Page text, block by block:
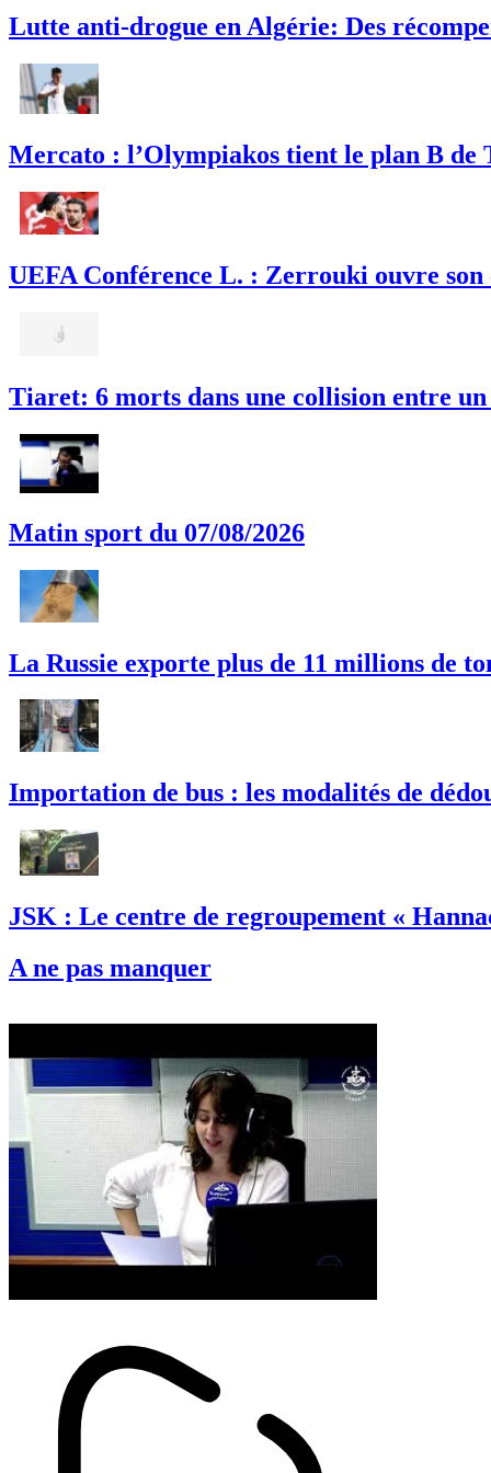
Lutte anti-drogue en Algérie: Des
Mercato : l’Olympiakos tient le plan B de
UEFA Conférence L. : Zerrouki ouvre
Tiaret: 6 morts dans une collision entre
Matin sport du 07/08/2026
La Russie exporte plus de 11 millions de
Importation de bus : les modalités de
JSK : Le centre de regroupement «
A ne pas manquer